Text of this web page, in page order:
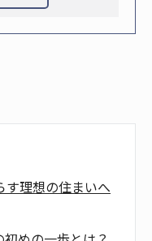
す理想の住まいへ